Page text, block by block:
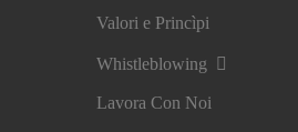
Valori e Princìpi
Whistleblowing
Lavora Con Noi